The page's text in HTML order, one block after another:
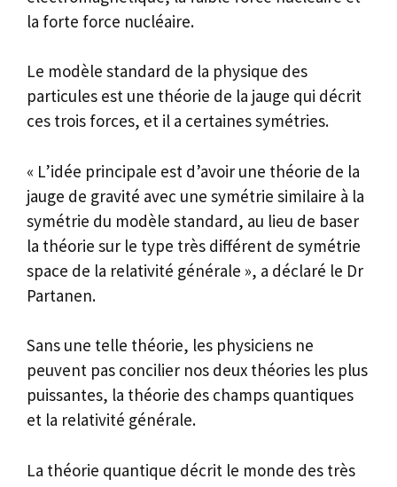
la forte force nucléaire.
Le modèle standard de la physique des
particules est une théorie de la jauge qui décrit
ces trois forces, et il a certaines symétries.
« L’idée principale est d’avoir une théorie de la
jauge de gravité avec une symétrie similaire à la
symétrie du modèle standard, au lieu de baser
la théorie sur le type très différent de symétrie
space de la relativité générale », a déclaré le Dr
Partanen.
Sans une telle théorie, les physiciens ne
peuvent pas concilier nos deux théories les plus
puissantes, la théorie des champs quantiques
et la relativité générale.
La théorie quantique décrit le monde des très